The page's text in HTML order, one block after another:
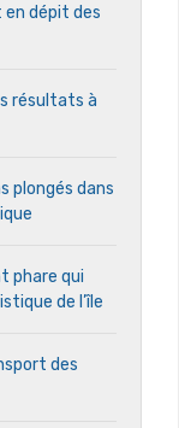
en dépit des
résultats à
plongés dans
phare qui
de l’île
des